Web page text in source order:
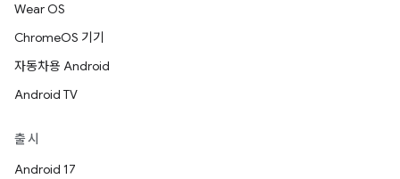
Wear OS
ChromeOS 기기
자동차용 Android
Android TV
출시
Android 17